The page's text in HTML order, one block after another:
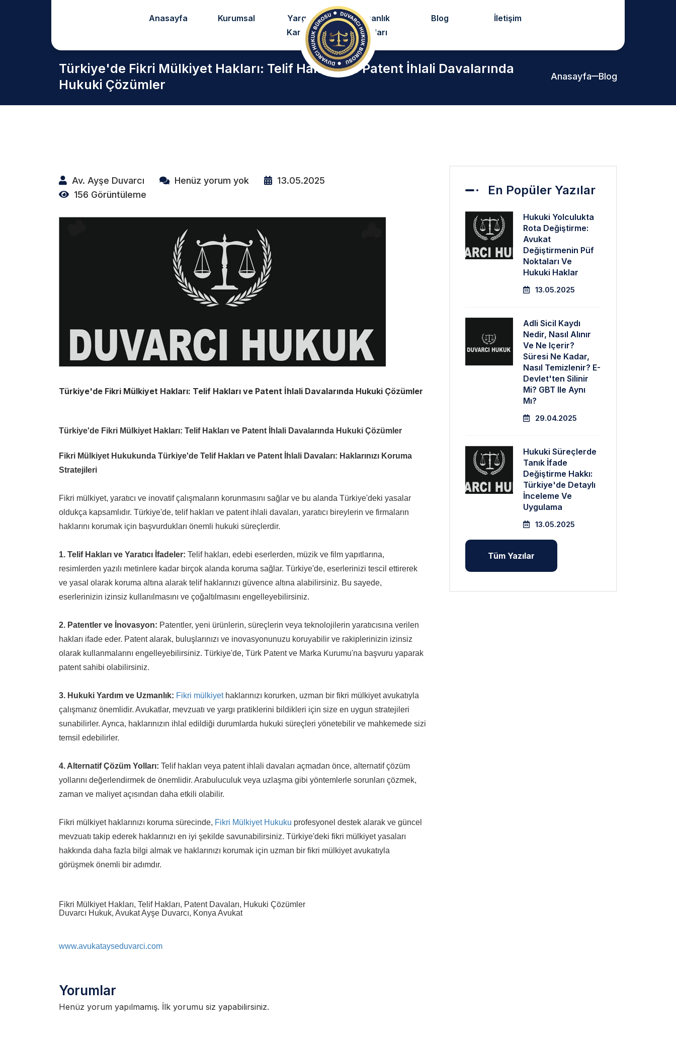
Anasayfa Kurumsal
Yargıtay
Kararları
Uzmanlık
Alanları
Blog İletişim
Türkiye'de Fikri Mülkiyet Hakları: Telif Hakları ve Patent İhlali Davalarında
Hukuki Çözümler
Anasayfa Blog
Av. Ayşe Duvarcı Henüz yorum yok
13.05.2025
156 Görüntüleme
Türkiye'de Fikri Mülkiyet Hakları: Telif Hakları ve Patent İhlali Davalarında Hukuki Çözümler
Türkiye'de Fikri Mülkiyet Hakları: Telif Hakları ve Patent İhlali Davalarında Hukuki Çözümler
Fikri Mülkiyet Hukukunda Türkiye'de Telif Hakları ve Patent İhlali Davaları: Haklarınızı Koruma
Stratejileri
Fikri mülkiyet, yaratıcı ve inovatif çalışmaların korunmasını sağlar ve bu alanda Türkiye'deki yasalar
oldukça kapsamlıdır. Türkiye'de, telif hakları ve patent ihlali davaları, yaratıcı bireylerin ve firmaların
haklarını korumak için başvurdukları önemli hukuki süreçlerdir.
1. Telif Hakları ve Yaratıcı İfadeler: Telif hakları, edebi eserlerden, müzik ve film yapıtlarına,
resimlerden yazılı metinlere kadar birçok alanda koruma sağlar. Türkiye'de, eserlerinizi tescil ettirerek
ve yasal olarak koruma altına alarak telif haklarınızı güvence altına alabilirsiniz. Bu sayede,
eserlerinizin izinsiz kullanılmasını ve çoğaltılmasını engelleyebilirsiniz.
2. Patentler ve İnovasyon: Patentler, yeni ürünlerin, süreçlerin veya teknolojilerin yaratıcısına verilen
hakları ifade eder. Patent alarak, buluşlarınızı ve inovasyonunuzu koruyabilir ve rakiplerinizin izinsiz
olarak kullanmalarını engelleyebilirsiniz. Türkiye'de, Türk Patent ve Marka Kurumu'na başvuru yaparak
patent sahibi olabilirsiniz.
3. Hukuki Yardım ve Uzmanlık: Fikri mülkiyethaklarınızı korurken, uzman bir fikri mülkiyet avukatıyla
çalışmanız önemlidir. Avukatlar, mevzuatı ve yargı pratiklerini bildikleri için size en uygun stratejileri
sunabilirler. Ayrıca, haklarınızın ihlal edildiği durumlarda hukuki süreçleri yönetebilir ve mahkemede sizi
temsil edebilirler.
4. Alternatif Çözüm Yolları: Telif hakları veya patent ihlali davaları açmadan önce, alternatif çözüm
yollarını değerlendirmek de önemlidir. Arabuluculuk veya uzlaşma gibi yöntemlerle sorunları çözmek,
zaman ve maliyet açısından daha etkili olabilir.
Fikri mülkiyet haklarınızı koruma sürecinde, Fikri Mülkiyet Hukuku profesyonel destek alarak ve güncel
mevzuatı takip ederek haklarınızı en iyi şekilde savunabilirsiniz. Türkiye'deki fikri mülkiyet yasaları
hakkında daha fazla bilgi almak ve haklarınızı korumak için uzman bir fikri mülkiyet avukatıyla
görüşmek önemli bir adımdır.
Fikri Mülkiyet Hakları, Telif Hakları, Patent Davaları, Hukuki Çözümler
Duvarcı Hukuk, Avukat Ayşe Duvarcı, Konya Avukat
www.avukatayseduvarci.com
Yorumlar
Henüz yorum yapılmamış. İlk yorumu siz yapabilirsiniz.
En Popüler Yazılar
Hukuki Yolculukta
Rota Değiştirme:
Avukat
Değiştirmenin Püf
Noktaları Ve
Hukuki Haklar
13.05.2025
Adli Sicil Kaydı
Nedir, Nasıl Alınır
Ve Ne Içerir?
Süresi Ne Kadar,
Nasıl Temizlenir? E-
Devlet'ten Silinir
Mi? GBT Ile Aynı
Mı?
29.04.2025
Hukuki Süreçlerde
Tanık İfade
Değiştirme Hakkı:
Türkiye'de Detaylı
İnceleme Ve
Uygulama
13.05.2025
Tüm Yazılar